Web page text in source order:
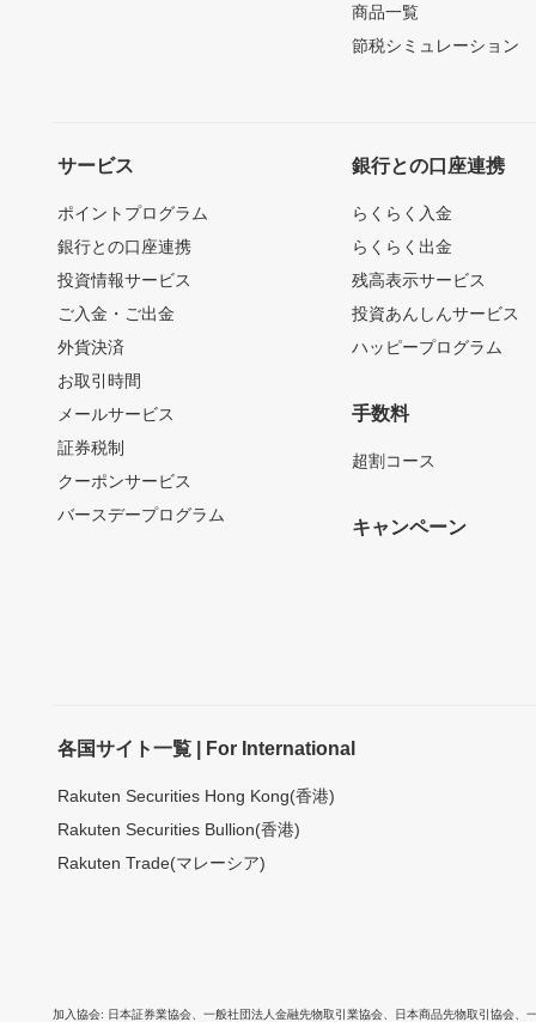
商品一覧
節税シミュレーション
サービス
ポイントプログラム
銀行との口座連携
投資情報サービス
ご入金・ご出金
外貨決済
お取引時間
メールサービス
証券税制
クーポンサービス
バースデープログラム
銀行との口座連携
らくらく入金
らくらく出金
残高表示サービス
投資あんしんサービス
ハッピープログラム
手数料
超割コース
キャンペーン
各国サイト一覧 | For International
Rakuten Securities Hong Kong(香港)
Rakuten Securities Bullion(香港)
Rakuten Trade(マレーシア)
加入協会 日本証券業協会 一般社団法人金融先物取引業協会 日本商品先物取引協会